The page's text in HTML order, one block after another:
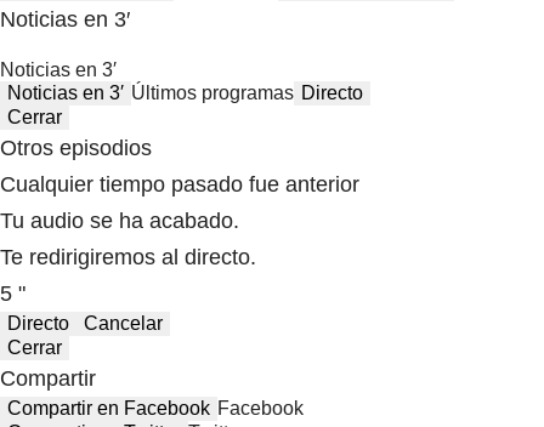
Noticias en 3′
Noticias en 3′
Noticias en 3′ Últimos programas Directo
Cerrar
Otros episodios
Cualquier tiempo pasado fue anterior
Tu audio se ha acabado.
Te redirigiremos al directo.
5 "
Directo
Cancelar
Cerrar
Compartir
Compartir en Facebook Facebook